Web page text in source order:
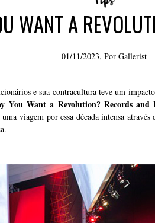
WANT A
01/11/2023, Por Gallerist
e sua contracultura teve um
You Want a Revolution? Records and
viagem por essa década intensa